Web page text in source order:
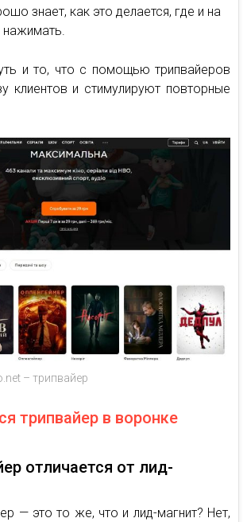
знает, как это делается, где и на
и то, что с помощью трипвайеров
клиентов и стимулируют повторные
– трипвайер
трипвайер в воронке
отличается от лид-
— это то же, что и лид-магнит? Нет,